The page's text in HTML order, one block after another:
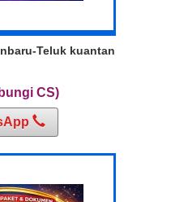
Teluk kuantan
CS)